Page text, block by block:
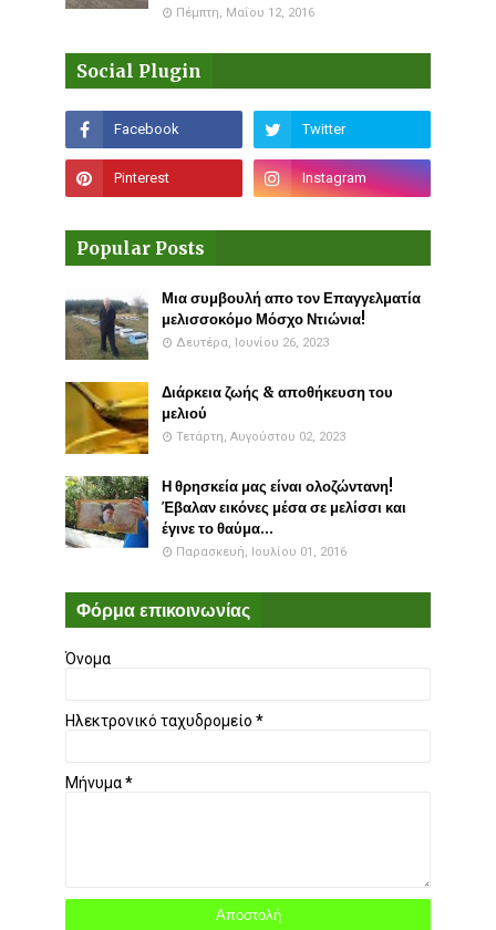
Πέμπτη, Μαΐου 12, 2016
Social Plugin
Popular Posts
Μια συμβουλή απο τον Επαγγελματία
μελισσοκόμο Μόσχο Ντιώνια!
Δευτέρα, Ιουνίου 26, 2023
Διάρκεια ζωής & αποθήκευση του
μελιού
Τετάρτη, Αυγούστου 02, 2023
Η θρησκεία μας είναι ολοζώντανη!
Έβαλαν εικόνες μέσα σε μελίσσι και
έγινε το θαύμα...
Παρασκευή, Ιουλίου 01, 2016
Φόρμα επικοινωνίας
Όνομα
Ηλεκτρονικό ταχυδρομείο *
Μήνυμα*